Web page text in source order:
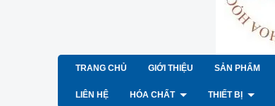
TRANG CHỦ GIỚI THIỆU SẢN PHẨM
LIÊN HỆ HÓA CHẤT THIẾT BỊ